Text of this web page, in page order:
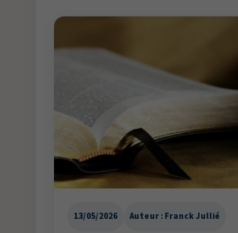
13/05/2026 Auteur : Franck Jullié